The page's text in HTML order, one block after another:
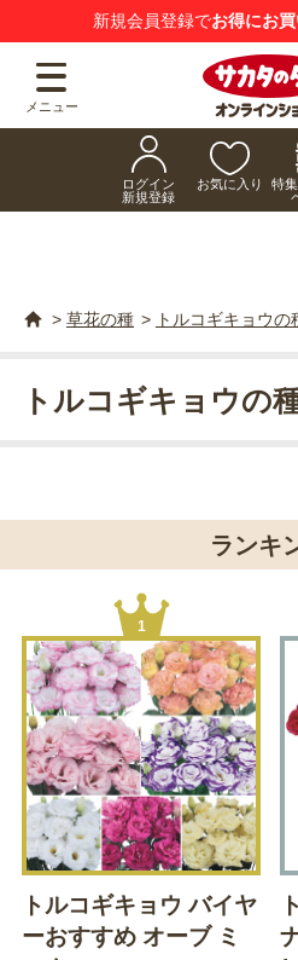
【注意喚起】悪質な偽サ
メニュー
ログイン
新規登録
お気に入り
特
> 草花の種 > トルコギキョウの
トルコギキョウの
ランキ
1
トルコギキョウ バイヤ
ーおすすめ オーブ ミ